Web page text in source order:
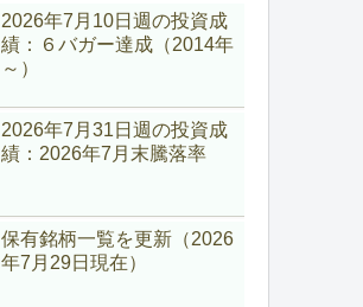
2026年7月10日週の投資成
績：６バガー達成（2014年
～）
2026年7月31日週の投資成
績：2026年7月末騰落率
保有銘柄一覧を更新（2026
年7月29日現在）